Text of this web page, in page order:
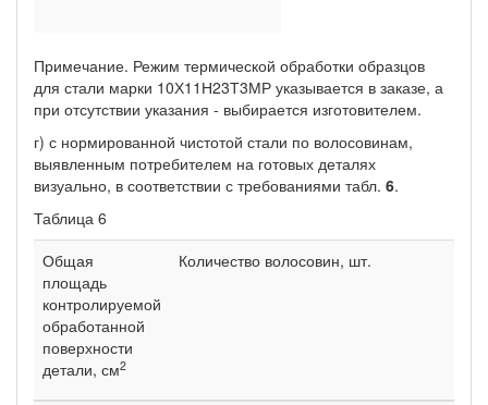
Примечание. Режим термической обработки образцов
для стали марки 10Х11Н23Т3МР указывается в заказе, а
при отсутствии указания - выбирается изготовителем.
г) с нормированной чистотой стали по волосовинам,
выявленным потребителем на готовых деталях
визуально, в соответствии с требованиями табл. 6.
Таблица 6
Общая
площадь
контролируемой
обработанной
поверхности
детали, см2
Количество волосовин, шт.